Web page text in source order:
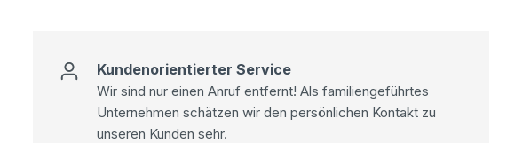
Kundenorientierter Service
Wir sind nur einen Anruf entfernt! Als familiengeführtes
Unternehmen schätzen wir den persönlichen Kontakt zu
unseren Kunden sehr.